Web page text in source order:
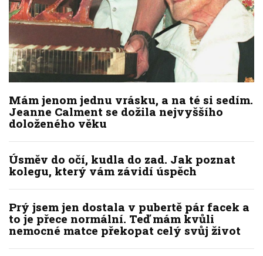
Mám jenom jednu vrásku, a na té si sedím.
Jeanne Calment se dožila nejvyššího
doloženého věku
Úsměv do očí, kudla do zad. Jak poznat
kolegu, který vám závidí úspěch
Prý jsem jen dostala v pubertě pár facek a
to je přece normální. Teď mám kvůli
nemocné matce překopat celý svůj život